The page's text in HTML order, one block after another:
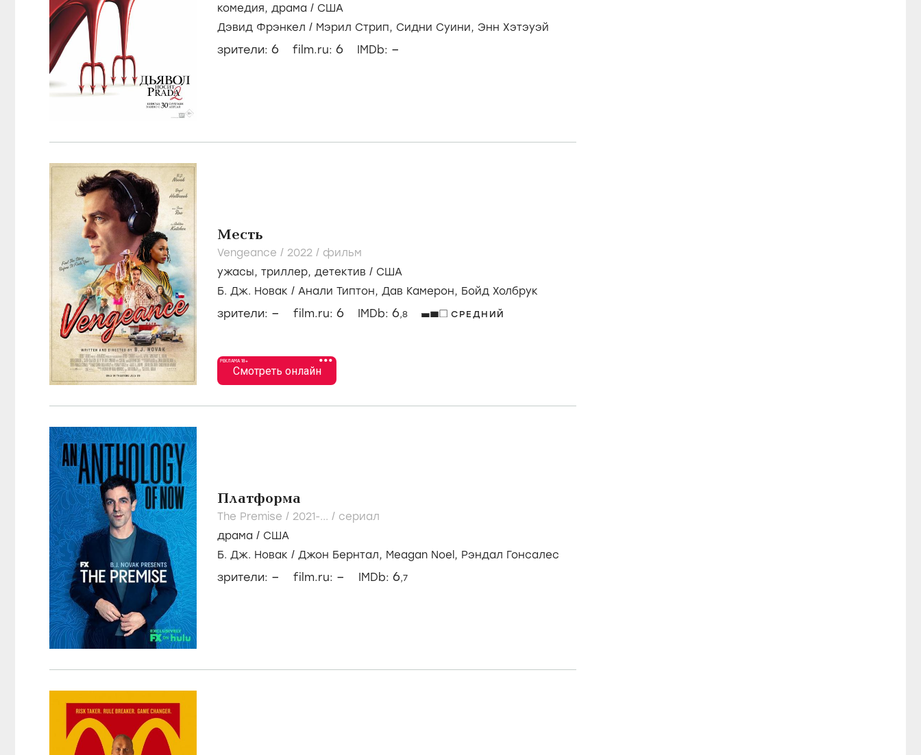
комедия, драма / США
Дэвид Фрэнкел / Мэрил Стрип, Сидни Суини, Энн Хэтэуэй
зрители: 6 film.ru: 6 IMDb: –
Месть
Vengeance / 2022 / фильм
ужасы, триллер, детектив / США
Б. Дж. Новак / Анали Типтон, Дав Камерон, Бойд Холбрук
зрители: – film.ru: 6 IMDb: 6,8 СРЕДНИЙ
•••
РЕКЛАМА 18+
Смотреть онлайн
Платформа
The Premise / 2021-... / сериал
драма / США
Б. Дж. Новак / Джон Бернтал, Meagan Noel, Рэндал Гонсалес
зрители: – film.ru: – IMDb: 6,7